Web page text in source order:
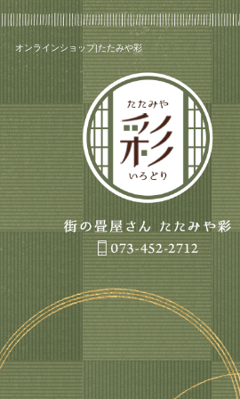
オンラインショップ|たたみや彩